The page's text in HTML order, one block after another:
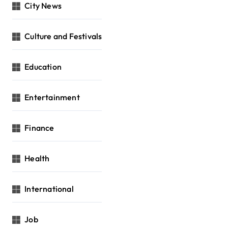
City News
Culture and Festivals
Education
Entertainment
Finance
Health
International
Job